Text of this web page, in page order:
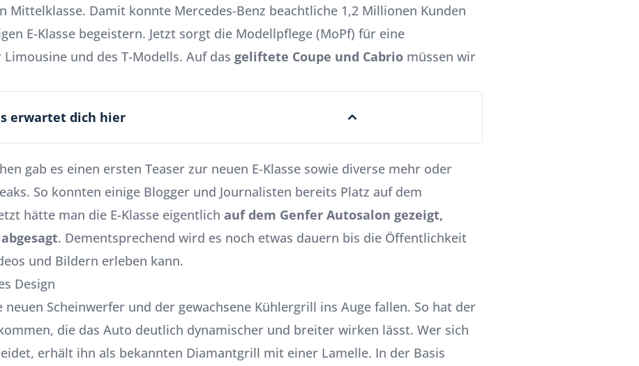
Mittelklasse. Damit konnte Mercedes-Benz beachtliche 1,2 Millionen Kunden
E-Klasse begeistern. Jetzt sorgt die Modellpflege (MoPf) für eine
und des T-Modells. Auf das geliftete Coupe und Cabrio müssen wir
erwartet dich hier
gab es einen ersten Teaser zur neuen E-Klasse sowie diverse mehr oder
So konnten einige Blogger und Journalisten bereits Platz auf dem
hätte man die E-Klasse eigentlich auf dem Genfer Autosalon gezeigt,
abgesagt. Dementsprechend wird es noch etwas dauern bis die Öffentlichkeit
und Bildern erleben kann.
Design
Scheinwerfer und der gewachsene Kühlergrill ins Auge fallen. So hat der
die das Auto deutlich dynamischer und breiter wirken lässt. Wer sich
erhält ihn als bekannten Diamantgrill mit einer Lamelle. In der Basis